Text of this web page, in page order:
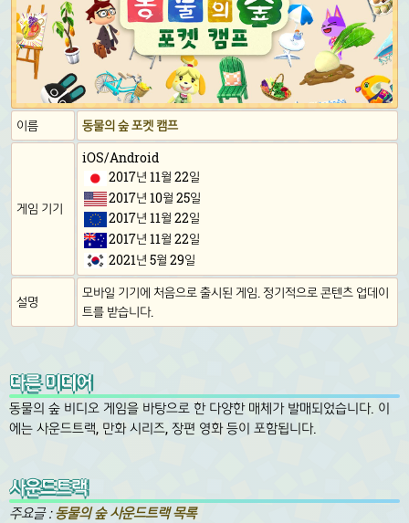
이름 동물의 숲 포켓 캠프
게임 기기
iOS/Android
2017년 11월 22일
2017년 10월 25일
2017년 11월 22일
2017년 11월 22일
2021년 5월 29일
설명
모바일 기기에 처음으로 출시된 게임. 정기적으로 콘텐츠 업데이
트를 받습니다.
다른 미디어
동물의 숲 비디오 게임을 바탕으로 한 다양한 매체가 발매되었습니다. 이
에는 사운드트랙, 만화 시리즈, 장편 영화 등이 포함됩니다.
사운드트랙
주요글 :동물의 숲 사운드트랙 목록